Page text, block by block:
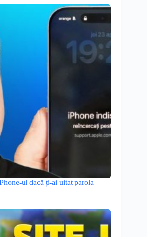
ul dacă ți-ai uitat parola